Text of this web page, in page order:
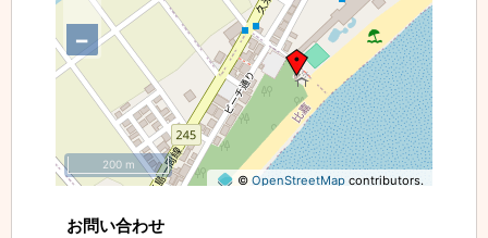
−
©OpenStreetMap contributors.
200 m
お問い合わせ